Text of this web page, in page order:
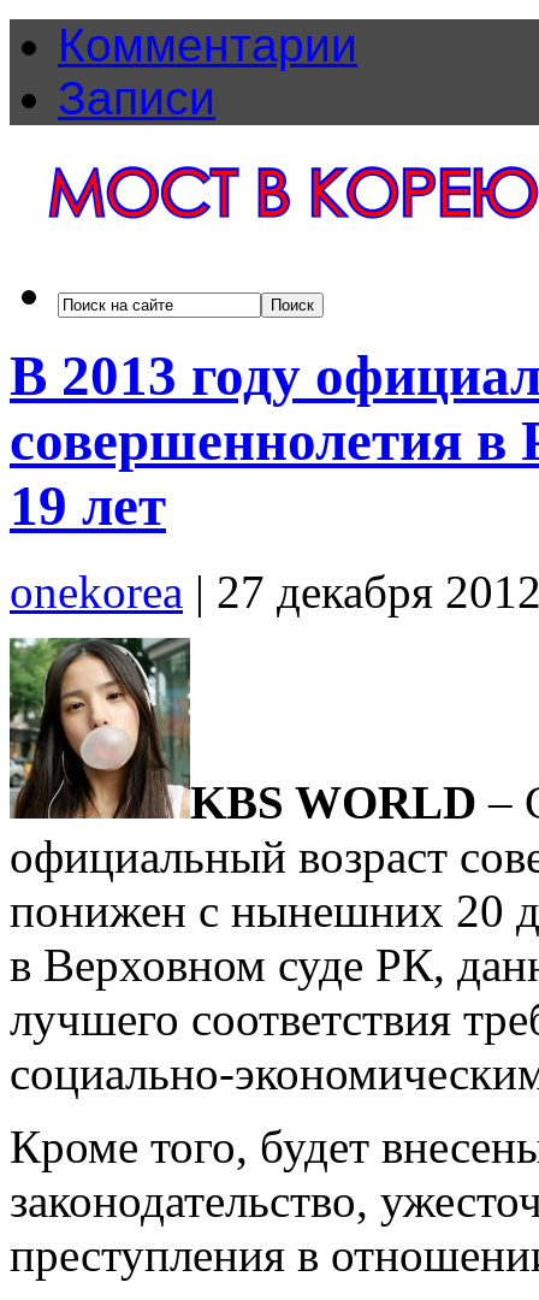
Комментарии
Записи
В 2013 году
совершеннолетия в
19 лет
onekorea | 27 декабря
KBS WORLD –
официальный возраст
понижен с нынешних 20
в Верховном суде РК,
лучшего соответствия
социально-
Кроме того, будет
законодательство,
преступления в